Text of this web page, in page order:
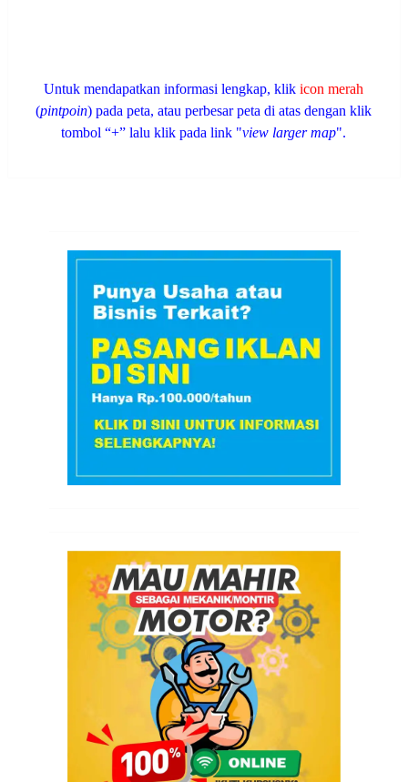
Untuk mendapatkan informasi lengkap, klikicon merah
(pintpoin) pada peta, atau perbesar peta di atas dengan klik
tombol “+” lalu klik pada link "view larger map".